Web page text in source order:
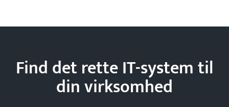
Find det rette IT-system til
dinvirksomhed